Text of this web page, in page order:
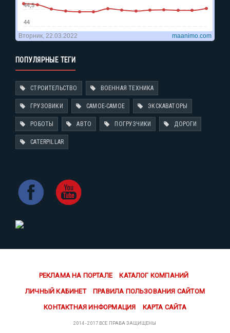
ПОПУЛЯРНЫЕ ТЕГИ
СТРОИТЕЛЬСТВО ВОЕННАЯ ТЕХНИКА
ГРУЗОВИКИ САМОЕ-САМОЕ ЭКСКАВАТОРЫ
РОБОТЫ АВТО ПОГРУЗЧИКИ ДОРОГИ
CATERPILLAR
РЕКЛАМА НА ПОРТАЛЕ КАТАЛОГ КОМПАНИЙ
ЛИЧНЫЙ КАБИНЕТ ПРАВИЛА ПОЛЬЗОВАНИЯ САЙТОМ
КОНТАКТНАЯ ИНФОРМАЦИЯ КАРТА САЙТА
2014 - 2017 ВСЕ ПРАВА ЗАЩИЩЕНЫ